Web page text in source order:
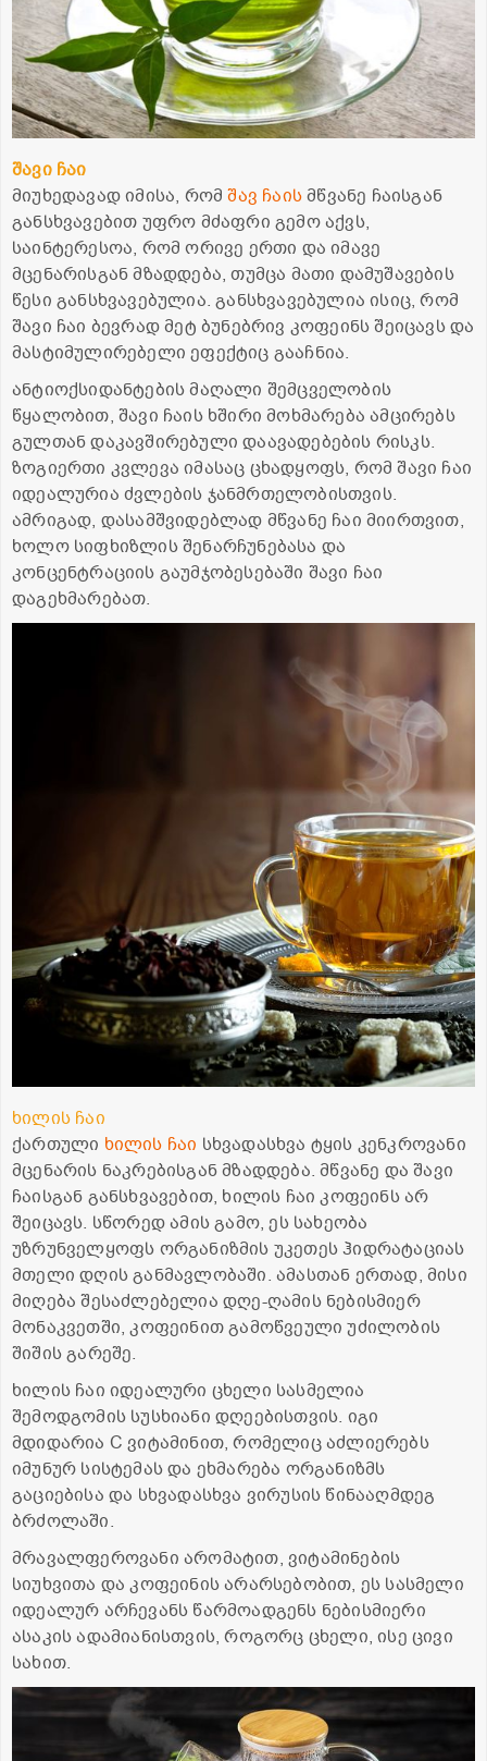
შავი ჩაი
მიუხედავად იმისა, რომშავ ჩაისმწვანე ჩაისგან
განსხვავებით უფრო მძაფრი გემო აქვს,
საინტერესოა, რომ ორივე ერთი და იმავე
მცენარისგან მზადდება, თუმცა მათი დამუშავების
წესი განსხვავებულია. განსხვავებულია ისიც, რომ
შავი ჩაი ბევრად მეტ ბუნებრივ კოფეინს შეიცავს და
მასტიმულირებელი ეფექტიც გააჩნია.
ანტიოქსიდანტების მაღალი შემცველობის
წყალობით, შავი ჩაის ხშირი მოხმარება ამცირებს
გულთან დაკავშირებული დაავადებების რისკს.
ზოგიერთი კვლევა იმასაც ცხადყოფს, რომ შავი ჩაი
იდეალურია ძვლების ჯანმრთელობისთვის.
ამრიგად, დასამშვიდებლად მწვანე ჩაი მიირთვით,
ხოლო სიფხიზლის შენარჩუნებასა და
კონცენტრაციის გაუმჯობესებაში შავი ჩაი
დაგეხმარებათ.
ხილის ჩაი
ქართული ხილის ჩაი სხვადასხვა ტყის კენკროვანი
მცენარის ნაკრებისგან მზადდება. მწვანე და შავი
ჩაისგან განსხვავებით, ხილის ჩაი კოფეინს არ
შეიცავს. სწორედ ამის გამო, ეს სახეობა
უზრუნველყოფს ორგანიზმის უკეთეს ჰიდრატაციას
მთელი დღის განმავლობაში. ამასთან ერთად, მისი
მიღება შესაძლებელია დღე-ღამის ნებისმიერ
მონაკვეთში, კოფეინით გამოწვეული უძილობის
შიშის გარეშე.
ხილის ჩაი იდეალური ცხელი სასმელია
შემოდგომის სუსხიანი დღეებისთვის. იგი
მდიდარია C ვიტამინით, რომელიც აძლიერებს
იმუნურ სისტემას და ეხმარება ორგანიზმს
გაციებისა და სხვადასხვა ვირუსის წინააღმდეგ
ბრძოლაში.
მრავალფეროვანი არომატით, ვიტამინების
სიუხვითა და კოფეინის არარსებობით, ეს სასმელი
იდეალურ არჩევანს წარმოადგენს ნებისმიერი
ასაკის ადამიანისთვის, როგორც ცხელი, ისე ცივი
სახით.